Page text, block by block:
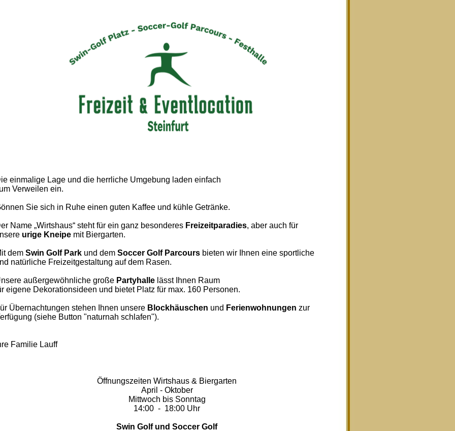
einmalige Lage und die herrliche Umgebung laden einfach
Verweilen ein.
Sie sich in Ruhe einen guten Kaffee und kühle Getränke.
Name „Wirtshaus“ steht für ein ganz besonderes Freizeitparadies, aber auch für
urige Kneipe mit Biergarten.
dem Swin Golf Park und dem Soccer Golf Parcours bieten wir Ihnen eine sportliche
natürliche Freizeitgestaltung auf dem Rasen.
außergewöhnliche große Partyhalle lässt Ihnen Raum
eigene Dekorationsideen und bietet Platz für max. 160 Personen.
Übernachtungen stehen Ihnen unsere Blockhäuschen und Ferienwohnungen zur
(siehe Button "naturnah schlafen").
Familie Lauff
Öffnungszeiten Wirtshaus & Biergarten
April - Oktober
Mittwoch bis Sonntag
14:00 - 18:00 Uhr
Swin Golf und Soccer Golf